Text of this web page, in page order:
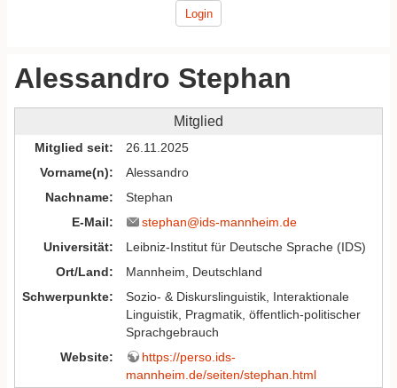
Login
Alessandro Stephan
Mitglied
Mitglied seit
26.11.2025
Vorname(n)
Alessandro
Nachname
Stephan
E-Mail
stephan@ids-mannheim.de
Universität
Leibniz-Institut für Deutsche Sprache (IDS)
Ort/Land
Mannheim, Deutschland
Schwerpunkte
Sozio- & Diskurslinguistik, Interaktionale
Linguistik, Pragmatik, öffentlich-politischer
Sprachgebrauch
Website
https://perso.ids-
mannheim.de/seiten/stephan.html